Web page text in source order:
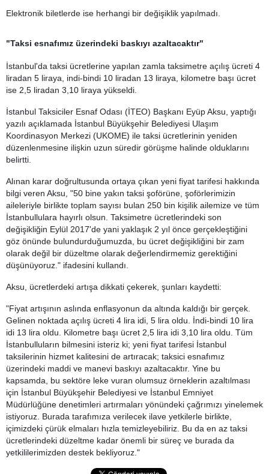
Elektronik biletlerde ise herhangi bir değişiklik yapılmadı.
"Taksi esnafımız üzerindeki baskıyı azaltacaktır"
İstanbul'da taksi ücretlerine yapılan zamla taksimetre açılış ücreti 4
liradan 5 liraya, indi-bindi 10 liradan 13 liraya, kilometre başı ücret
ise 2,5 liradan 3,10 liraya yükseldi.
İstanbul Taksiciler Esnaf Odası (İTEO) Başkanı Eyüp Aksu, yaptığı
yazılı açıklamada İstanbul Büyükşehir Belediyesi Ulaşım
Koordinasyon Merkezi (UKOME) ile taksi ücretlerinin yeniden
düzenlenmesine ilişkin uzun süredir görüşme halinde olduklarını
belirtti.
Alınan karar doğrultusunda ortaya çıkan yeni fiyat tarifesi hakkında
bilgi veren Aksu, "50 bine yakın taksi şoförüne, şoförlerimizin
aileleriyle birlikte toplam sayısı bulan 250 bin kişilik ailemize ve tüm
İstanbullulara hayırlı olsun. Taksimetre ücretlerindeki son
değişikliğin Eylül 2017'de yani yaklaşık 2 yıl önce gerçekleştiğini
göz önünde bulundurduğumuzda, bu ücret değişikliğini bir zam
olarak değil bir düzeltme olarak değerlendirmemiz gerektiğini
düşünüyoruz." ifadesini kullandı.
Aksu, ücretlerdeki artışa dikkati çekerek, şunları kaydetti:
"Fiyat artışının aslında enflasyonun da altında kaldığı bir gerçek.
Gelinen noktada açılış ücreti 4 lira idi, 5 lira oldu. İndi-bindi 10 lira
idi 13 lira oldu. Kilometre başı ücret 2,5 lira idi 3,10 lira oldu. Tüm
İstanbulluların bilmesini isteriz ki; yeni fiyat tarifesi İstanbul
taksilerinin hizmet kalitesini de artıracak; taksici esnafımız
üzerindeki maddi ve manevi baskıyı azaltacaktır. Yine bu
kapsamda, bu sektöre leke vuran olumsuz örneklerin azaltılması
için İstanbul Büyükşehir Belediyesi ve İstanbul Emniyet
Müdürlüğüne denetimleri artırmaları yönündeki çağrımızı yinelemek
istiyoruz. Burada tarafımıza verilecek ilave yetkilerle birlikte,
içimizdeki çürük elmaları hızla temizleyebiliriz. Bu da en az taksi
ücretlerindeki düzeltme kadar önemli bir süreç ve burada da
yetkililerimizden destek bekliyoruz."